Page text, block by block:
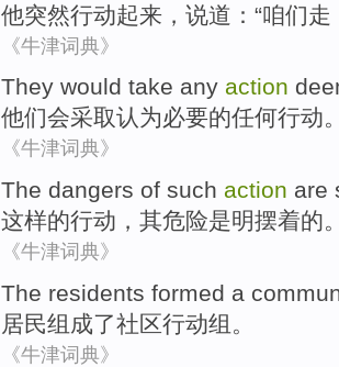
他突然行动起来 ， 说道 ：“咱们走
《牛津词典》
They would take any action
他们会采取认为必要的任何行动
《牛津词典》
The dangers of such action are
这样的行动 ，其危险是明摆着的
《牛津词典》
The residents formed a
居民组成了社区行动组。
《牛津词典》